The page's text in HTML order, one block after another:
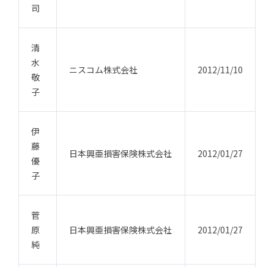
司
清
水
敬
子
ニスコム株式会社 2012/11/10
伊
藤
優
子
日本興亜損害保険株式会社 2012/01/27
菅
原
純
日本興亜損害保険株式会社 2012/01/27